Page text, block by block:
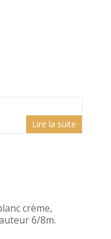
Lire la suite
crème,
6/8m.